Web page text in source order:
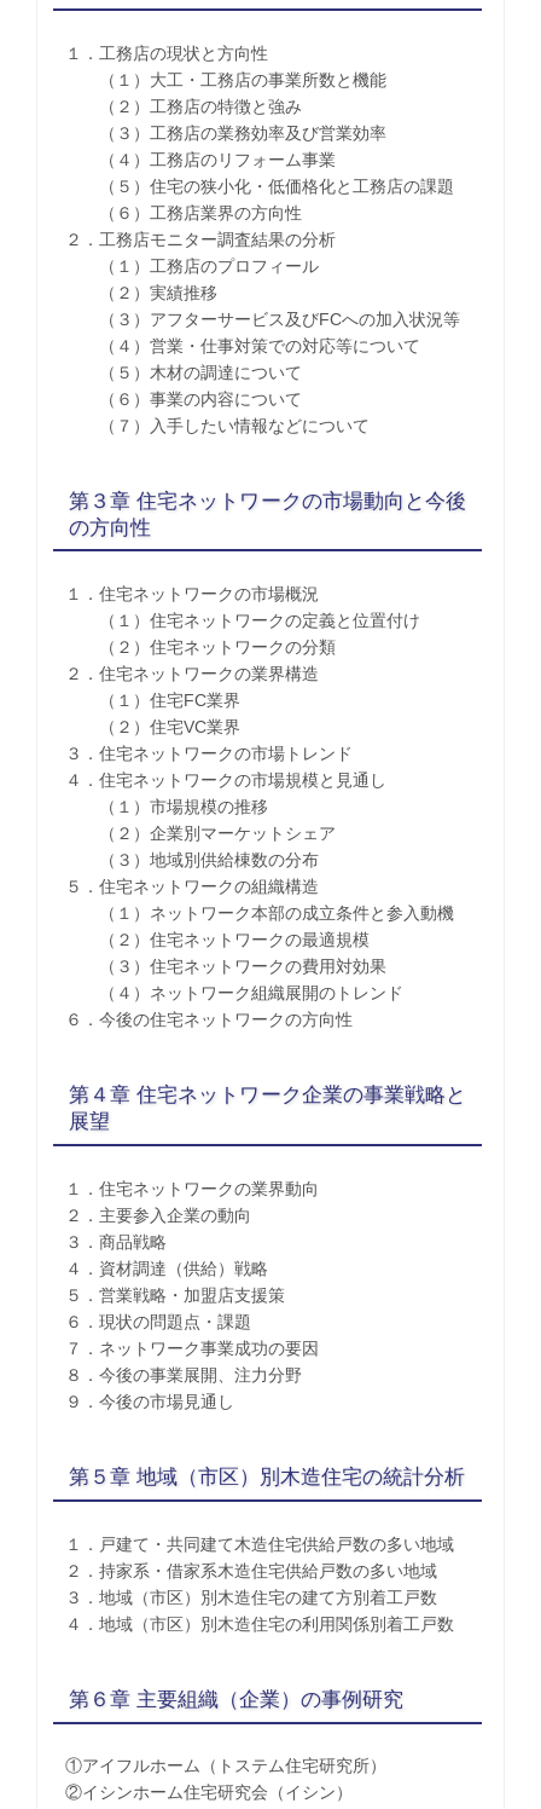
１．工務店の現状と方向性
（１）大工・工務店の事業所数と機能
（２）工務店の特徴と強み
（３）工務店の業務効率及び営業効率
（４）工務店のリフォーム事業
（５）住宅の狭小化・低価格化と工務店の課題
（６）工務店業界の方向性
２．工務店モニター調査結果の分析
（１）工務店のプロフィール
（２）実績推移
（３）アフターサービス及びFCへの加入状況等
（４）営業・仕事対策での対応等について
（５）木材の調達について
（６）事業の内容について
（７）入手したい情報などについて
第３章 住宅ネットワークの市場動向と今後
の方向性
１．住宅ネットワークの市場概況
（１）住宅ネットワークの定義と位置付け
（２）住宅ネットワークの分類
２．住宅ネットワークの業界構造
（１）住宅FC業界
（２）住宅VC業界
３．住宅ネットワークの市場トレンド
４．住宅ネットワークの市場規模と見通し
（１）市場規模の推移
（２）企業別マーケットシェア
（３）地域別供給棟数の分布
５．住宅ネットワークの組織構造
（１）ネットワーク本部の成立条件と参入動機
（２）住宅ネットワークの最適規模
（３）住宅ネットワークの費用対効果
（４）ネットワーク組織展開のトレンド
６．今後の住宅ネットワークの方向性
第４章 住宅ネットワーク企業の事業戦略と
展望
１．住宅ネットワークの業界動向
２．主要参入企業の動向
３．商品戦略
４．資材調達（供給）戦略
５．営業戦略・加盟店支援策
６．現状の問題点・課題
７．ネットワーク事業成功の要因
８．今後の事業展開、注力分野
９．今後の市場見通し
第５章 地域（市区）別木造住宅の統計分析
１．戸建て・共同建て木造住宅供給戸数の多い地域
２．持家系・借家系木造住宅供給戸数の多い地域
３．地域（市区）別木造住宅の建て方別着工戸数
４．地域（市区）別木造住宅の利用関係別着工戸数
第６章 主要組織（企業）の事例研究
①アイフルホーム（トステム住宅研究所）
②イシンホーム住宅研究会（イシン）